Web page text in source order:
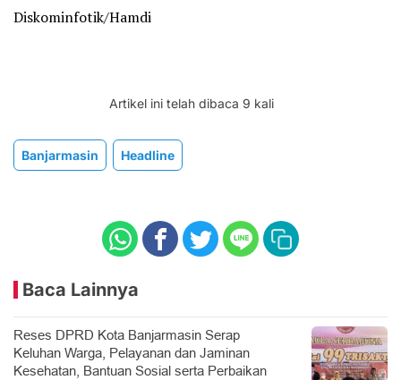
Diskominfotik/Hamdi
Artikel ini telah dibaca 9 kali
Banjarmasin Headline
Baca Lainnya
Reses DPRD Kota Banjarmasin Serap
Keluhan Warga, Pelayanan dan Jaminan
Kesehatan, Bantuan Sosial serta Perbaikan